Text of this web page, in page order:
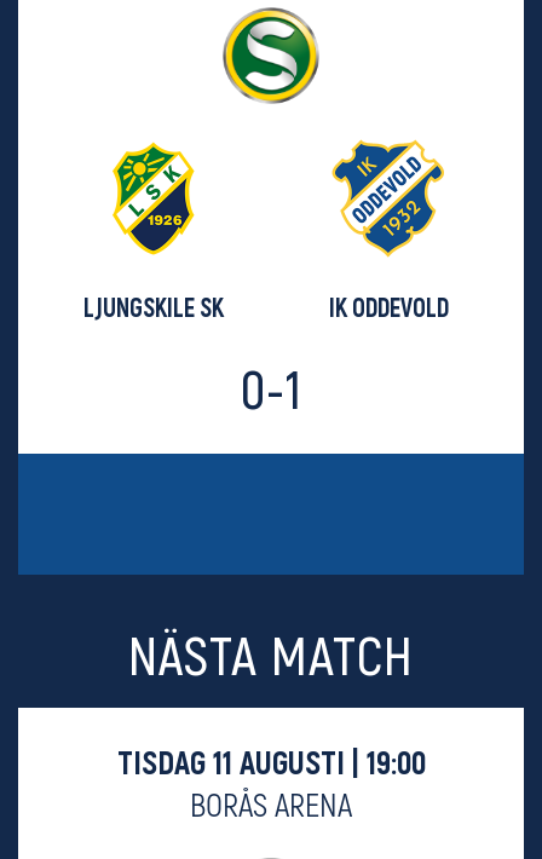
LJUNGSKILE SK IK ODDEVOLD
0-1
NÄSTA MATCH
TISDAG 11 AUGUSTI | 19:00
BORÅS ARENA